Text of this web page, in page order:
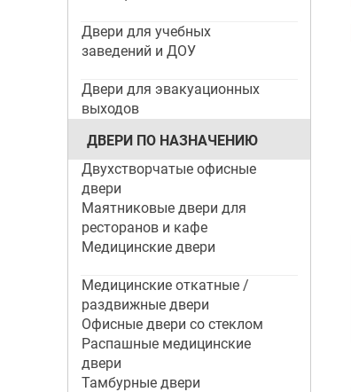
Двери для учебных
заведений и ДОУ
Двери для эвакуационных
выходов
ДВЕРИ ПО НАЗНАЧЕНИЮ
Двухстворчатые офисные
двери
Маятниковые двери для
ресторанов и кафе
Медицинские двери
Медицинские откатные /
раздвижные двери
Офисные двери со стеклом
Распашные медицинские
двери
Тамбурные двери